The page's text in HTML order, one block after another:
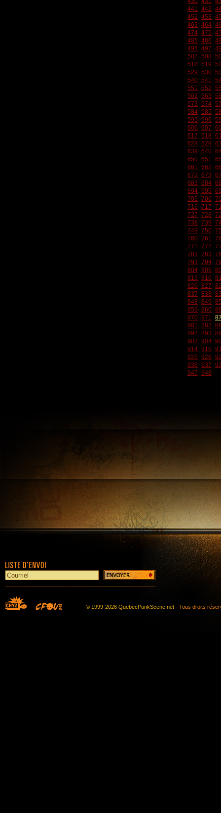
441 442
452 453
463 464
474 475
485 486
496 497
507 508
518 519
529 530
540 541
551 552
562 563
573 574
584 585
595 596
606 607
617 618
628 629
639 640
650 651
661 662
672 673
683 684
694 695
705 706
716 717
727 728
738 739
749 750
760 761
771 772
782 783
793 794
804 805
815 816
826 827
837 838
848 849
859 860
870 871
881 882
892 893
903 904
914 915
925 926
936 937
947 948
© 1999-2026 QuebecPunkScene.net - Tous droits